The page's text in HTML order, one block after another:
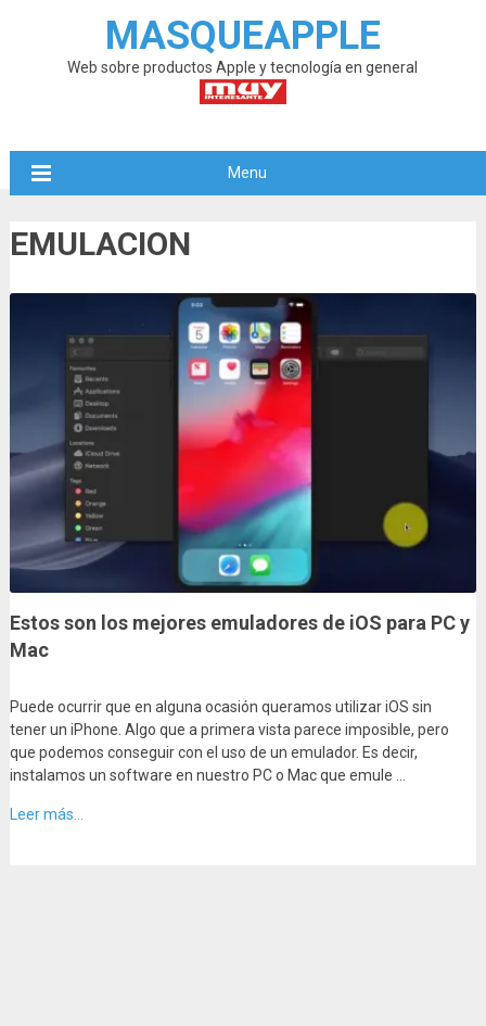
MASQUEAPPLE
Web sobre productos Apple y tecnología en general
Menu
EMULACION
Estos son los mejores emuladores de iOS para PC y
Mac
Puede ocurrir que en alguna ocasión queramos utilizar iOS sin
tener un iPhone. Algo que a primera vista parece imposible, pero
que podemos conseguir con el uso de un emulador. Es decir,
instalamos un software en nuestro PC o Mac que emule …
Leer más...